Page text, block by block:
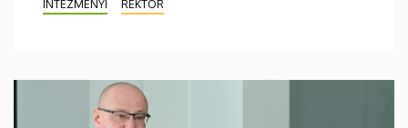
INTÉZMÉNYI
REKTOR